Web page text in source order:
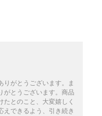
りがとうございます。ま
がとうございます。商品
たとのこと、大変嬉しく
えできるよう、引き続き